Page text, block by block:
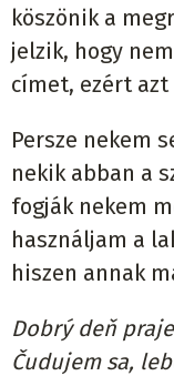
köszönik a
jelzik, hogy
címet, ezért
Persze nekem
nekik abban a
fogják nekem
használjam a
hiszen annak
Dobrý deň
Čudujem sa,